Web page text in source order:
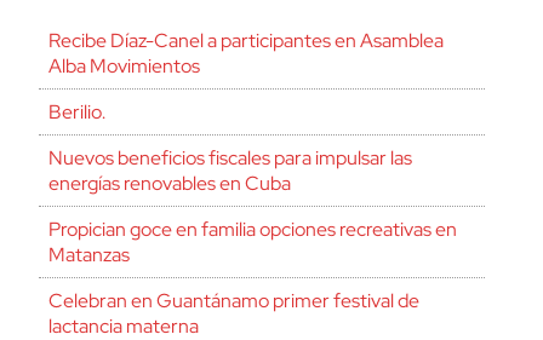
Recibe Díaz-Canel a participantes en Asamblea
Alba Movimientos
Berilio.
Nuevos beneficios fiscales para impulsar las
energías renovables en Cuba
Propician goce en familia opciones recreativas en
Matanzas
Celebran en Guantánamo primer festival de
lactancia materna